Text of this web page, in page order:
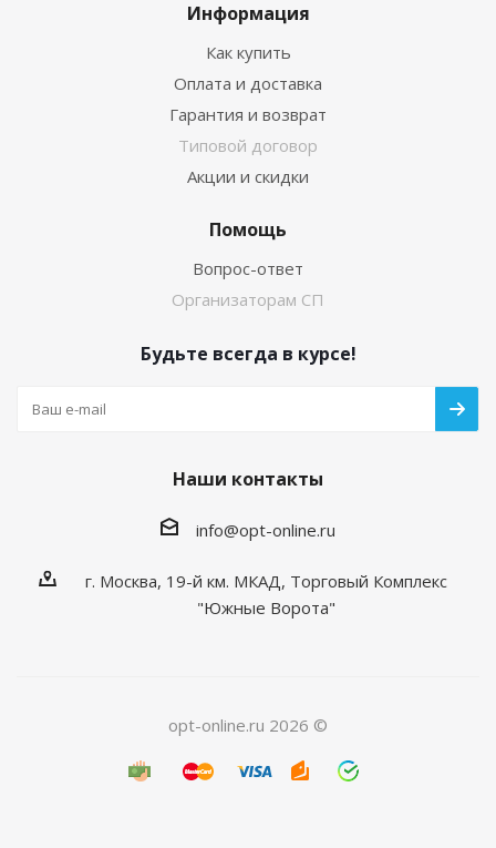
Информация
Как купить
Оплата и доставка
Гарантия и возврат
Типовой договор
Акции и скидки
Помощь
Вопрос-ответ
Организаторам СП
Будьте всегда в курсе!
Наши контакты
info@opt-online.ru
г. Москва, 19-й км. МКАД, Торговый Комплекс
"Южные Ворота"
opt-online.ru 2026 ©